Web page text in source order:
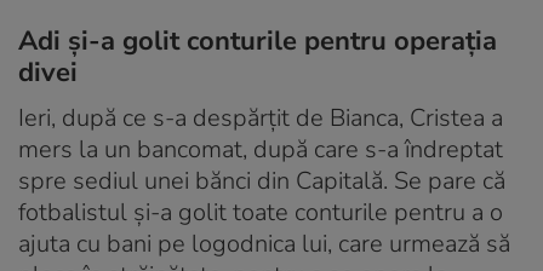
Adi şi-a golit conturile pentru operaţia
divei
Ieri, după ce s-a despărţit de Bianca, Cristea a
mers la un bancomat, după care s-a îndreptat
spre sediul unei bănci din Capitală. Se pare că
fotbalistul şi-a golit toate conturile pentru a o
ajuta cu bani pe logodnica lui, care urmează să